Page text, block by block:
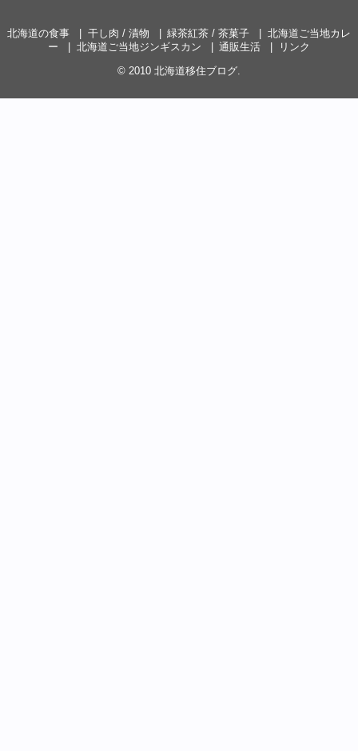
北海道の食事 干し肉 / 漬物 緑茶紅茶 / 茶菓子
北海道ご当地カレ
ー
北海道ご当地ジンギスカン 通販生活
リンク
© 2010 北海道移住ブログ